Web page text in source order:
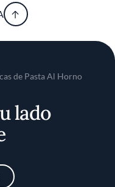
de Pasta Al Horno
lado